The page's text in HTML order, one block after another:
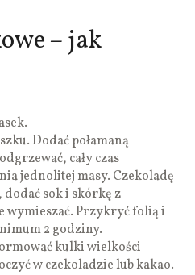
– jak
Dodać połamaną
cały czas
jednolitej masy. Czekoladę
sok i skórkę z
wymieszać. Przykryć folią i
2 godziny.
kulki wielkości
w czekoladzie lub kakao.